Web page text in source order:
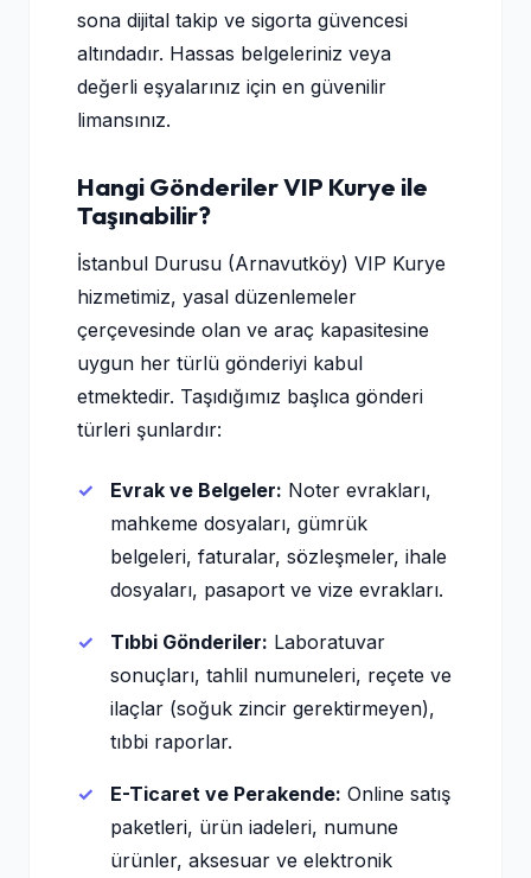
sona dijital takip ve sigorta güvencesi
altındadır. Hassas belgeleriniz veya
değerli eşyalarınız için en güvenilir
limansınız.
Hangi Gönderiler VIP Kurye ile
Taşınabilir?
İstanbul Durusu (Arnavutköy) VIP Kurye
hizmetimiz, yasal düzenlemeler
çerçevesinde olan ve araç kapasitesine
uygun her türlü gönderiyi kabul
etmektedir. Taşıdığımız başlıca gönderi
türleri şunlardır:
Evrak ve Belgeler: Noter evrakları,
mahkeme dosyaları, gümrük
belgeleri, faturalar, sözleşmeler, ihale
dosyaları, pasaport ve vize evrakları.
Tıbbi Gönderiler: Laboratuvar
sonuçları, tahlil numuneleri, reçete ve
ilaçlar (soğuk zincir gerektirmeyen),
tıbbi raporlar.
E-Ticaret ve Perakende: Online satış
paketleri, ürün iadeleri, numune
ürünler, aksesuar ve elektronik